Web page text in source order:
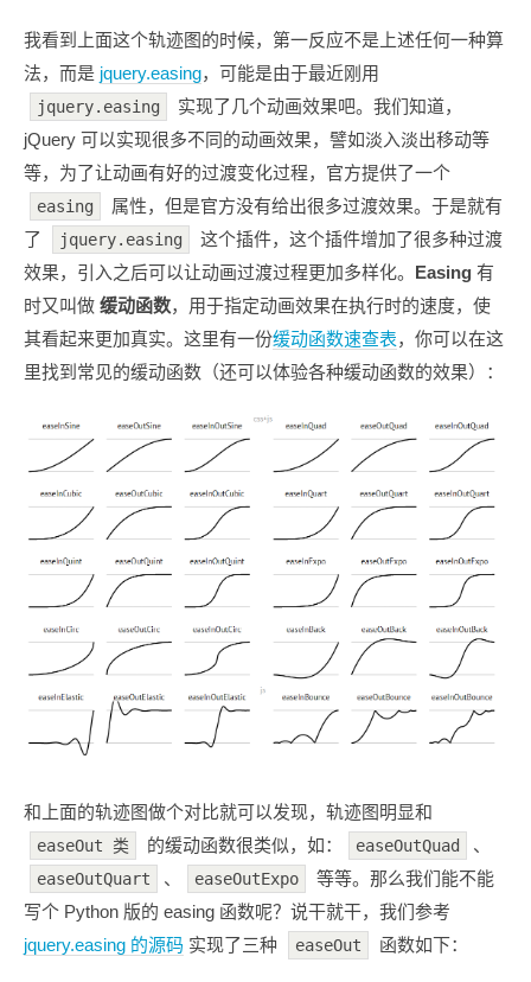
我看到上面这个轨迹图的时候，第一反应不是上述任何一种算
法，而是 jquery.easing，可能是由于最近刚用
jquery.easing
实现了几个动画效果吧。我们知道，
jQuery 可以实现很多不同的动画效果，譬如淡入淡出移动等
等，为了让动画有好的过渡变化过程，官方提供了一个
easing
属性，但是官方没有给出很多过渡效果。于是就有
了
jquery.easing
这个插件，这个插件增加了很多种过渡
效果，引入之后可以让动画过渡过程更加多样化。 Easing 有
时又叫做 缓动函数，用于指定动画效果在执行时的速度，使
其看起来更加真实。这里有一份缓动函数速查表，你可以在这
里找到常见的缓动函数（还可以体验各种缓动函数的效果）：
和上面的轨迹图做个对比就可以发现，轨迹图明显和
easeOut 类 的缓动函数很类似，如： easeOutQuad 、
easeOutQuart 、 easeOutExpo
等等。那么我们能不能
写个 Python 版的 easing 函数呢？说干就干，我们参考
jquery.easing 的源码 实现了三种 easeOut 函数如下：